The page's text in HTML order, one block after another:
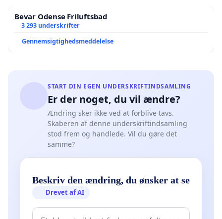
Bevar Odense Friluftsbad
3 293 underskrifter
Gennemsigtighedsmeddelelse
START DIN EGEN UNDERSKRIFTINDSAMLING
Er der noget, du vil ændre?
Ændring sker ikke ved at forblive tavs.
Skaberen af denne underskriftindsamling
stod frem og handlede. Vil du gøre det
samme?
Beskriv den ændring, du ønsker at se
Drevet af AI